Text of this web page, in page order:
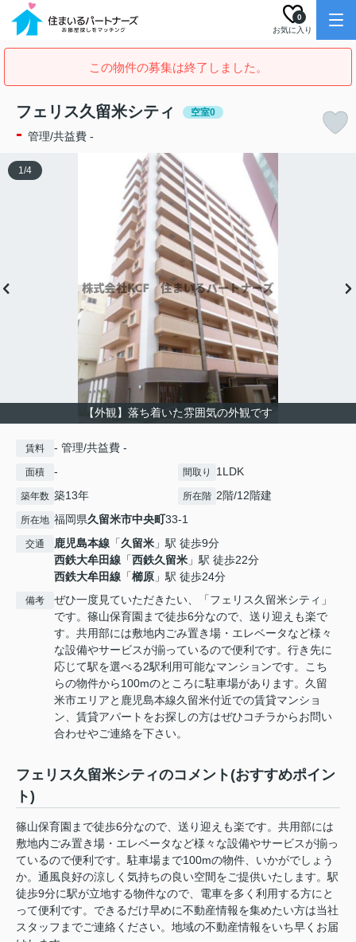
お気に入り
0
この物件の募集は終了しました。
フェリス久留米シティ 空室0
- 管理/共益費 -
【外観】落ち着いた雰囲気の外観です
1/4
賃料 - 管理/共益費 -
面積 - 間取り 1LDK
築年数 築13年 所在階 2階/12階建
所在地 福岡県久留米市中央町33-1
交通 鹿児島本線 「久留米 」駅 徒歩9分
西鉄大牟田線 「西鉄久留米 」駅 徒歩22分
西鉄大牟田線 「櫛原 」駅 徒歩24分
備考
ぜひ一度見ていただきたい、「フェリス久留米シティ」
です。篠山保育園まで徒歩6分なので、送り迎えも楽で
す。共用部には敷地内ごみ置き場・エレベータなど様々
な設備やサービスが揃っているので便利です。行き先に
応じて駅を選べる2駅利用可能なマンションです。こち
らの物件から100mのところに駐車場があります。久留
米市エリアと鹿児島本線久留米付近での賃貸マンショ
ン、賃貸アパートをお探しの方はぜひコチラからお問い
合わせやご連絡を下さい。
フェリス久留米シティのコメント(おすすめポイン
ト)
篠山保育園まで徒歩6分なので、送り迎えも楽です。共用部には
敷地内ごみ置き場・エレベータなど様々な設備やサービスが揃っ
ているので便利です。駐車場まで100mの物件、いかがでしょう
か。通風良好の涼しく気持ちの良い空間をご提供いたします。駅
徒歩9分に駅が立地する物件なので、電車を多く利用する方にと
って便利です。できるだけ早めに不動産情報を集めたい方は当社
スタッフまでご連絡ください。地域の不動産情報をいち早くお届